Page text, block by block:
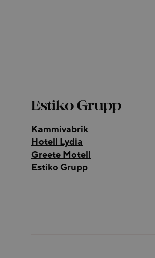
Estiko Grupp
Kammivabrik
Hotell Lydia
Greete Motell
Estiko Grupp